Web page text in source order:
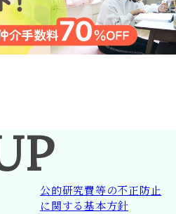
公的研究費等の不正防止
に関する基本方針